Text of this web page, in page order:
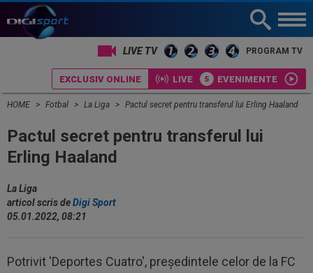
LIVE TV PROGRAM TV
EXCLUSIV ONLINE LIVE EVENIMENTE
HOME Fotbal La Liga Pactul secret pentru transferul lui Erling Haaland
Pactul secret pentru transferul lui
Erling Haaland
La Liga
articol scris deDigi Sport
05.01.2022, 08:21
Potrivit 'Deportes Cuatro', președintele celor de la FC